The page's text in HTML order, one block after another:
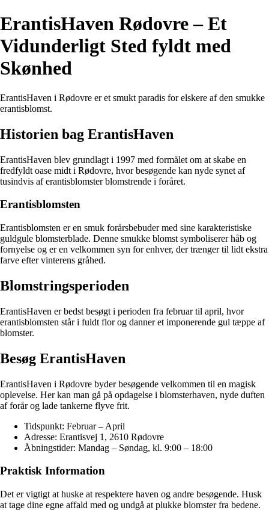
ErantisHaven Rødovre – Et
Vidunderligt Sted fyldt med
Skønhed
ErantisHaven i Rødovre er et smukt paradis for elskere af den smukke
erantisblomst.
Historien bag ErantisHaven
ErantisHaven blev grundlagt i 1997 med formålet om at skabe en
fredfyldt oase midt i Rødovre, hvor besøgende kan nyde synet af
tusindvis af erantisblomster blomstrende i foråret.
Erantisblomsten
Erantisblomsten er en smuk forårsbebuder med sine karakteristiske
guldgule blomsterblade. Denne smukke blomst symboliserer håb og
fornyelse og er en velkommen syn for enhver, der trænger til lidt ekstra
farve efter vinterens gråhed.
Blomstringsperioden
ErantisHaven er bedst besøgt i perioden fra februar til april, hvor
erantisblomsten står i fuldt flor og danner et imponerende gul tæppe af
blomster.
Besøg ErantisHaven
ErantisHaven i Rødovre byder besøgende velkommen til en magisk
oplevelse. Her kan man gå på opdagelse i blomsterhaven, nyde duften
af forår og lade tankerne flyve frit.
Tidspunkt: Februar – April
Adresse: Erantisvej 1, 2610 Rødovre
Åbningstider: Mandag – Søndag, kl. 9:00 – 18:00
Praktisk Information
Det er vigtigt at huske at respektere haven og andre besøgende. Husk
at tage dine egne affald med og undgå at plukke blomster fra bedene.